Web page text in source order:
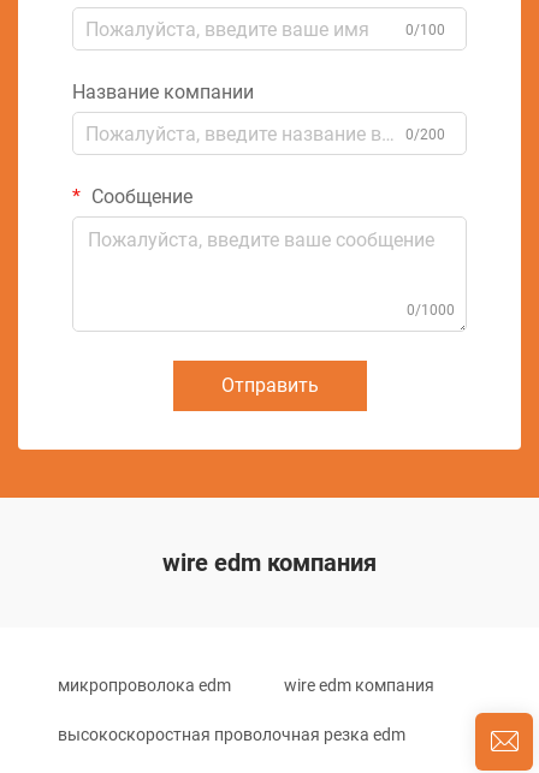
0/100
Название компании
0/200
Сообщение
0/1000
Отправить
wire edm компания
микропроволока edm wire edm компания
высокоскоростная проволочная резка edm